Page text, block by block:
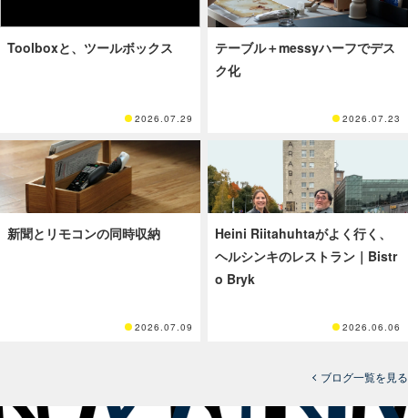
Toolboxと、ツールボックス
2026.07.29
テーブル＋messyハーフでデス
ク化
2026.07.23
新聞とリモコンの同時収納
2026.07.09
Heini Riitahuhtaがよく行く、
ヘルシンキのレストラン｜Bistr
o Bryk
2026.06.06
ブログ一覧を見る